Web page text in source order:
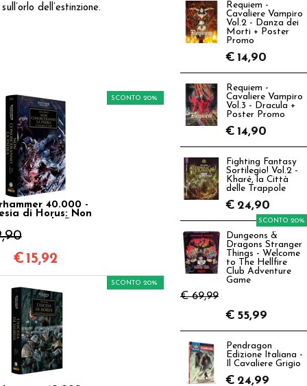
dell’estinzione.
40.000 -
di Horus: Non
SCONTO 20%
€ 15,92
SCONTO 20%
Requiem -
Cavaliere Vampiro
Vol.2 - Danza dei
Morti + Poster
Promo
€ 14,90
Requiem -
Cavaliere Vampiro
Vol.3 - Dracula +
Poster Promo
€ 14,90
Fighting Fantasy
Sortilegio! Vol.2 -
Kharé, la Città
delle Trappole
€ 24,90
Dungeons &
Dragons Stranger
Things - Welcome
to The Hellfire
Club Adventure
Game
€ 69,99
SCONTO 20%
€ 55,99
Pendragon
Edizione Italiana -
Il Cavaliere Grigio
€ 24,99